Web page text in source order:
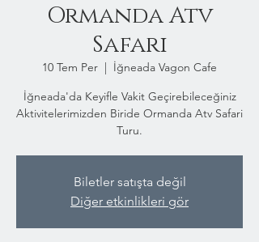
Ormanda Atv
Safari
10 Tem Per
  |
İğneada Vagon Cafe
İğneada'da Keyifle Vakit Geçirebileceğiniz
Aktivitelerimizden Biride Ormanda Atv Safari
Turu.
Biletler satışta değil
Diğer etkinlikleri gör